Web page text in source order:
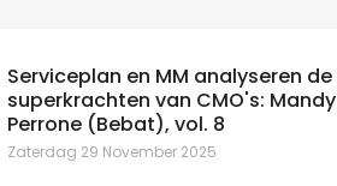
Serviceplan en MM analyseren de
superkrachten van CMO's: Mandy
Perrone (Bebat), vol. 8
Zaterdag 29 November 2025